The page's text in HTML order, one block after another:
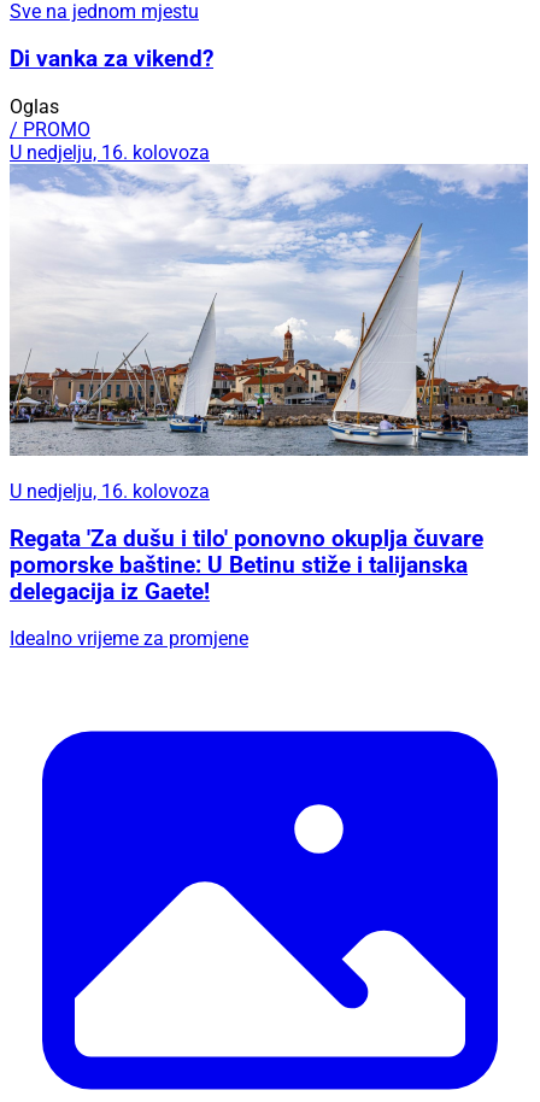
Sve na jednom mjestu
Di vanka za vikend?
Oglas
/ PROMO
U nedjelju, 16. kolovoza
U nedjelju, 16. kolovoza
Regata 'Za dušu i tilo' ponovno okuplja čuvare
pomorske baštine: U Betinu stiže i talijanska
delegacija iz Gaete!
Idealno vrijeme za promjene